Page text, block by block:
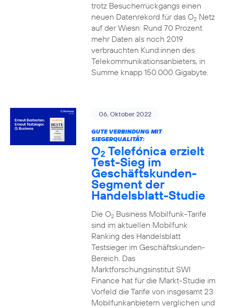
trotz Besucherrückgangs einen
neuen Datenrekord für das O2Netz
auf der Wiesn: Rund 70 Prozent
mehr Daten als noch 2019
verbrauchten Kund:innen des
Telekommunikationsanbieters, in
Summe knapp 150.000 Gigabyte.
06. Oktober 2022
GUTE VERBINDUNG MIT
SIEGERQUALITÄT:
O2 Telefónica erzielt
Test-Sieg im
Geschäftskunden-
Segment der
Handelsblatt-Studie
Die O2Business Mobilfunk-Tarife
sind im aktuellen Mobilfunk
Ranking des Handelsblatt
Testsieger im Geschäftskunden-
Bereich. Das
Marktforschungsinstitut SWI
Finance hat für die Markt-Studie im
Vorfeld die Tarife von insgesamt 23
Mobilfunkanbietern verglichen und